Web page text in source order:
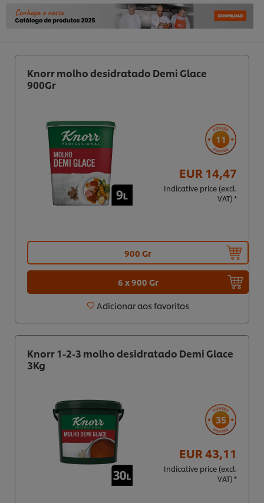
Knorr molho desidratado Demi Glace
900Gr
11
Indicative price (excl.
VAT) *
EUR 14,47
900 Gr
6 x 900 Gr
Adicionar aos favoritos
Knorr 1-2-3 molho desidratado Demi Glace
3Kg
35
Indicative price (excl.
VAT) *
EUR 43,11